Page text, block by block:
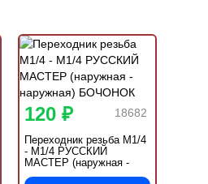
18682
120 ₽
Переходник резьба M1/4
- M1/4 РУССКИЙ
МАСТЕР (наружная -
наружная) БОЧОНОК